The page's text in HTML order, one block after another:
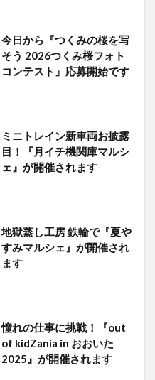
今日から『つくみの桜を写
そう 2026つくみ桜フォト
コンテスト』応募開始です
ミニトレイン新車両お披露
目！『月イチ機関庫マルシ
ェ』が開催されます
地獄蒸し工房 鉄輪で『夏や
すみマルシェ』が開催され
ます
憧れの仕事に挑戦！『out
of kidZania in おおいた
2025』が開催されます